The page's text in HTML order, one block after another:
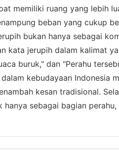
memiliki ruang yang lebih
beban yang cukup
bukan hanya sebagai
kata jerupih dalam kalimat
buruk," dan "Perahu
kebudayaan Indonesia
kesan tradisional.
sebagai bagian